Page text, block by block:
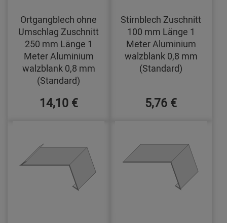
Ortgangblech ohne
Umschlag Zuschnitt
250 mm Länge 1
Meter Aluminium
walzblank 0,8 mm
(Standard)
14,10 €
Stirnblech Zuschnitt
100 mm Länge 1
Meter Aluminium
walzblank 0,8 mm
(Standard)
5,76 €